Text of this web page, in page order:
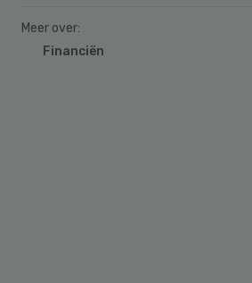
Meer over:
Financiën